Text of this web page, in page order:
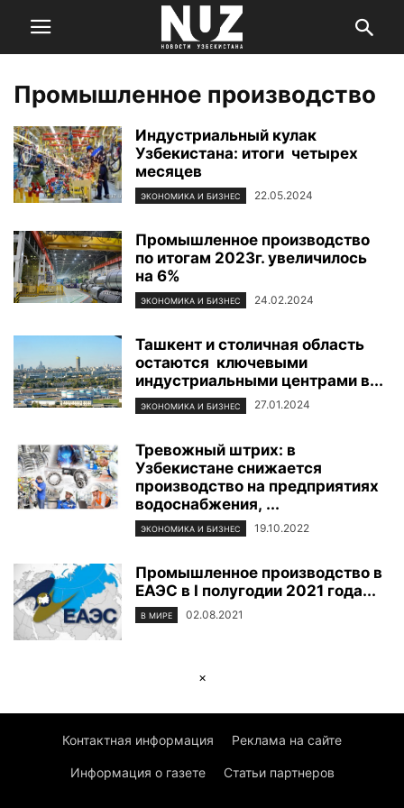
Промышленное производство
Индустриальный кулак
Узбекистана: итоги четырех
месяцев
ЭКОНОМИКА И БИЗНЕС 22.05.2024
Промышленное производство
по итогам 2023г. увеличилось
на 6%
ЭКОНОМИКА И БИЗНЕС 24.02.2024
Ташкент и столичная область
остаются ключевыми
индустриальными центрами в...
ЭКОНОМИКА И БИЗНЕС 27.01.2024
Тревожный штрих: в
Узбекистане снижается
производство на предприятиях
водоснабжения, ...
ЭКОНОМИКА И БИЗНЕС 19.10.2022
Промышленное производство в
ЕАЭС в I полугодии 2021 года...
В МИРЕ 02.08.2021
×
Контактная информация Реклама на сайте
Информация о газете Статьи партнеров